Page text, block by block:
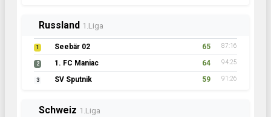
Russland 1.Liga
1 Seebär 02 65 87:16
2 1. FC Maniac 64 94:25
3 SV Sputnik 59 91:26
Schweiz 1.Liga